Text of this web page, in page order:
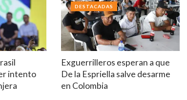
intento
Exguerrilleros esperan a que
De la Espriella salve desarme
en Colombia
DESTACADAS